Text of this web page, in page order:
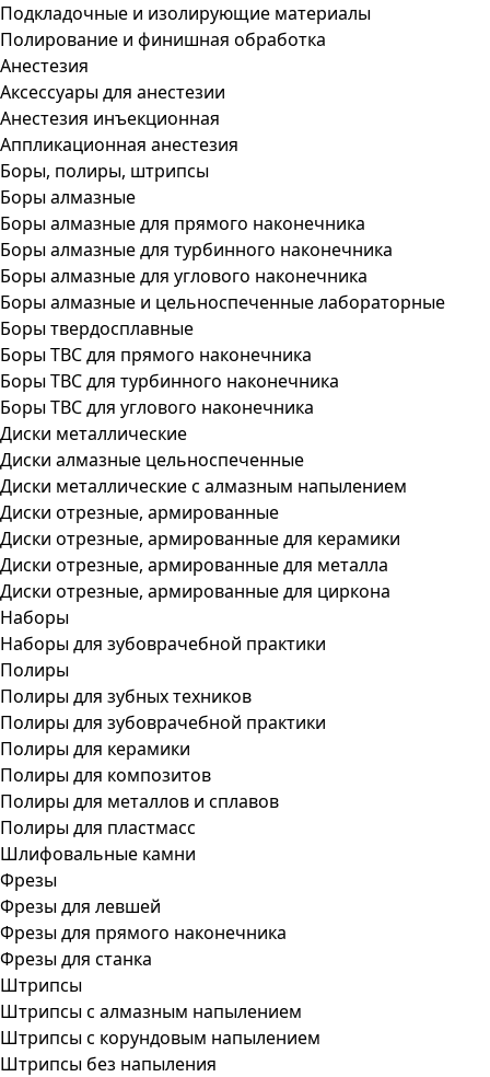
Подкладочные и изолирующие материалы
Полирование и финишная обработка
Анестезия
Аксессуары для анестезии
Анестезия инъекционная
Аппликационная анестезия
Боры, полиры, штрипсы
Боры алмазные
Боры алмазные для прямого наконечника
Боры алмазные для турбинного наконечника
Боры алмазные для углового наконечника
Боры алмазные и цельноспеченные лабораторные
Боры твердосплавные
Боры ТВС для прямого наконечника
Боры ТВС для турбинного наконечника
Боры ТВС для углового наконечника
Диски металлические
Диски алмазные цельноспеченные
Диски металлические с алмазным напылением
Диски отрезные, армированные
Диски отрезные, армированные для керамики
Диски отрезные, армированные для металла
Диски отрезные, армированные для циркона
Наборы
Наборы для зубоврачебной практики
Полиры
Полиры для зубных техников
Полиры для зубоврачебной практики
Полиры для керамики
Полиры для композитов
Полиры для металлов и сплавов
Полиры для пластмасс
Шлифовальные камни
Фрезы
Фрезы для левшей
Фрезы для прямого наконечника
Фрезы для станка
Штрипсы
Штрипсы c алмазным напылением
Штрипсы c корундовым напылением
Штрипсы без напыления